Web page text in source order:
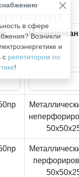
в сфере
Возникли
и
с репетитором по
!
| 10 | 11 | 12 | 13